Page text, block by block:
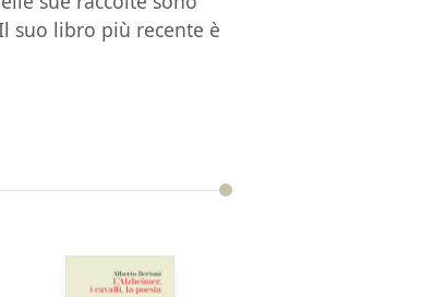
suo libro più recente è